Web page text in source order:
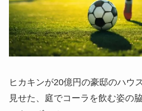
ヒカキンが20億円の豪邸のハウ
見せた、庭でコーラを飲む姿の